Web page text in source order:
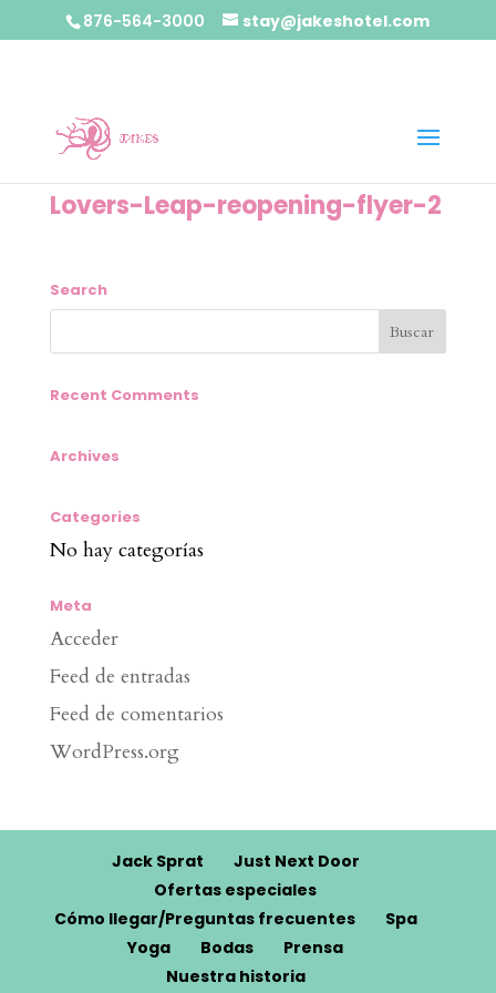
876-564-3000 stay@jakeshotel.com
Lovers-Leap-reopening-flyer-2
Search
Recent Comments
Archives
Categories
No hay categorías
Meta
Acceder
Feed de entradas
Feed de comentarios
WordPress.org
Jack Sprat
Just Next Door
Ofertas especiales
Cómo llegar/Preguntas frecuentes
Spa
Yoga
Bodas
Prensa
Nuestra historia